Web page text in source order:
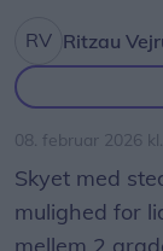
Ritzau
08. februar 2026
Skyet med
mulighed for